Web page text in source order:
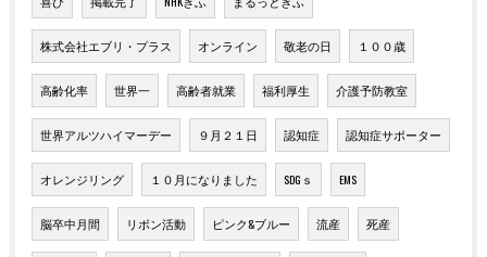
株式会社エブリ・プラス オンライン 敬老の日 １００歳
高齢化率 世界一 高齢者就業 福利厚生 介護予防教室
世界アルツハイマーデー ９月２１日 認知症 認知症サポーター
オレンジリング １０月になりました SDGｓ EMS
脳卒中月間 リボン活動 ピンク&ブルー 流産 死産